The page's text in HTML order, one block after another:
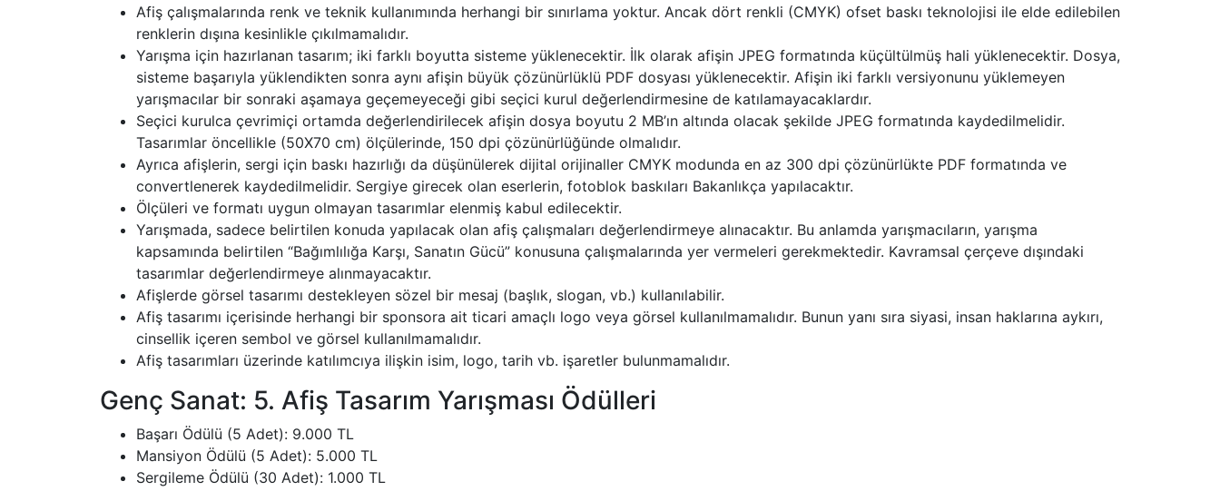
Afiş çalışmalarında renk ve teknik kullanımında herhangi bir sınırlama yoktur. Ancak dört renkli (CMYK) ofset baskı teknolojisi ile elde edilebilen
renklerin dışına kesinlikle çıkılmamalıdır.
Yarışma için hazırlanan tasarım; iki farklı boyutta sisteme yüklenecektir. İlk olarak afişin JPEG formatında küçültülmüş hali yüklenecektir. Dosya,
sisteme başarıyla yüklendikten sonra aynı afişin büyük çözünürlüklü PDF dosyası yüklenecektir. Afişin iki farklı versiyonunu yüklemeyen
yarışmacılar bir sonraki aşamaya geçemeyeceği gibi seçici kurul değerlendirmesine de katılamayacaklardır.
Seçici kurulca çevrimiçi ortamda değerlendirilecek afişin dosya boyutu 2 MB’ın altında olacak şekilde JPEG formatında kaydedilmelidir.
Tasarımlar öncellikle (50X70 cm) ölçülerinde, 150 dpi çözünürlüğünde olmalıdır.
Ayrıca afişlerin, sergi için baskı hazırlığı da düşünülerek dijital orijinaller CMYK modunda en az 300 dpi çözünürlükte PDF formatında ve
convertlenerek kaydedilmelidir. Sergiye girecek olan eserlerin, fotoblok baskıları Bakanlıkça yapılacaktır.
Ölçüleri ve formatı uygun olmayan tasarımlar elenmiş kabul edilecektir.
Yarışmada, sadece belirtilen konuda yapılacak olan afiş çalışmaları değerlendirmeye alınacaktır. Bu anlamda yarışmacıların, yarışma
kapsamında belirtilen “Bağımlılığa Karşı, Sanatın Gücü” konusuna çalışmalarında yer vermeleri gerekmektedir. Kavramsal çerçeve dışındaki
tasarımlar değerlendirmeye alınmayacaktır.
Afişlerde görsel tasarımı destekleyen sözel bir mesaj (başlık, slogan, vb.) kullanılabilir.
Afiş tasarımı içerisinde herhangi bir sponsora ait ticari amaçlı logo veya görsel kullanılmamalıdır. Bunun yanı sıra siyasi, insan haklarına aykırı,
cinsellik içeren sembol ve görsel kullanılmamalıdır.
Afiş tasarımları üzerinde katılımcıya ilişkin isim, logo, tarih vb. işaretler bulunmamalıdır.
Genç Sanat: 5. Afiş Tasarım Yarışması Ödülleri
Başarı Ödülü (5 Adet): 9.000 TL
Mansiyon Ödülü (5 Adet): 5.000 TL
Sergileme Ödülü (30 Adet): 1.000 TL